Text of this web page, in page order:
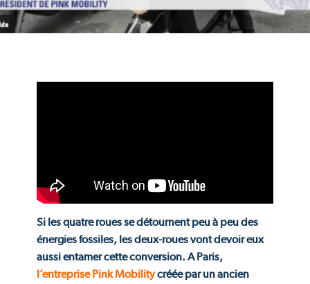
Si les quatre roues se détournent peu à peu des
énergies fossiles, les deux-roues vont devoir eux
aussi entamer cette conversion. A Paris,
l’entreprise Pink Mobilitycréée par un ancien